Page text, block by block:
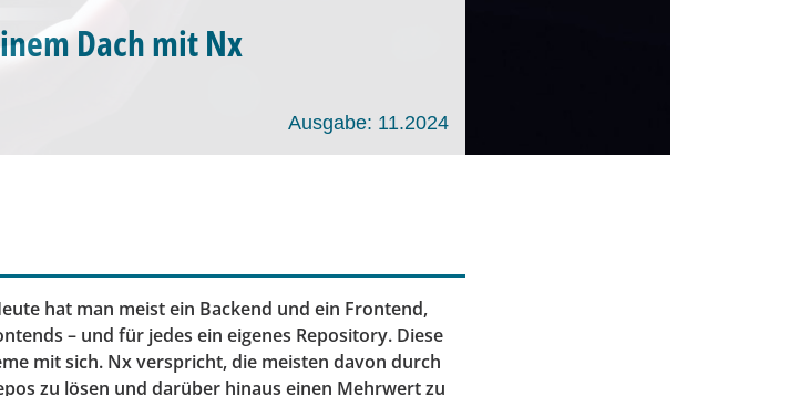
Dach mit Nx
Ausgabe: 11.2024
hat man meist ein Backend und ein Frontend,
– und für jedes ein eigenes Repository. Diese
mit sich. Nx verspricht, die meisten davon durch
zu lösen und darüber hinaus einen Mehrwert zu